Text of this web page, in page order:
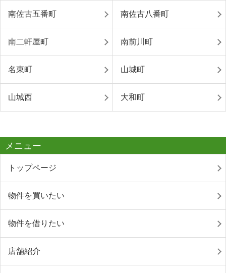
南佐古五番町 南佐古八番町
南二軒屋町 南前川町
名東町 山城町
山城西 大和町
メニュー
トップページ
物件を買いたい
物件を借りたい
店舗紹介